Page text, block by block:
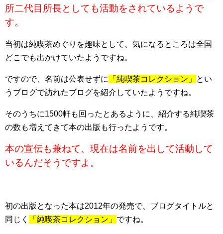
所二代目所長としても活動をされているようで
す。
当初は純喫茶めぐりを趣味として、気になるところは全国
どこでも出かけていたようですね。
ですので、名前は公表せずに 「純喫茶コレクション」
とい
うブログで訪れたブログを紹介していたようですね。
そのうちに1500軒も回ったとあるように、紹介する純喫茶
の数も増えてきて本の出版も行ったようです。
本の宣伝も兼ねて、現在は名前を出して活動して
いるんだそうですよ。
初の出版となった本は2012年の発売で、ブログタイトルと
同じく
「純喫茶コレクション」 ですね。